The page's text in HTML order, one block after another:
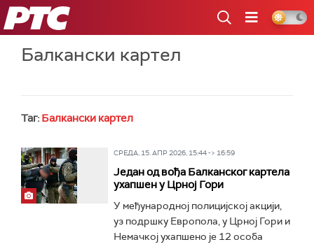
РТС
Балкански картел
Таг: Балкански картел
СРЕДА, 15. АПР 2026, 15:44 -> 16:59
Један од вођа Балканског картела
ухапшен у Црној Гори
У међународној полицијској акцији,
уз подршку Европола, у Црној Гори и
Немачкој ухапшено је 12 особа